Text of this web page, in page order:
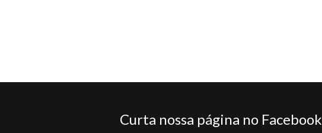
Curta nossa página no Facebook